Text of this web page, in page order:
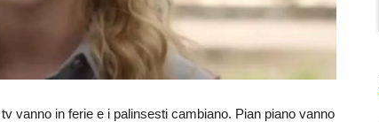
vanno in ferie e i palinsesti cambiano. Pian piano vanno